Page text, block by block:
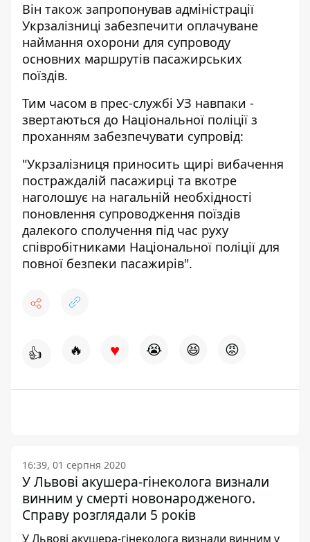
Він також запропонував адміністрації
Укрзалізниці забезпечити оплачуване
наймання охорони для супроводу
основних маршрутів пасажирських
поїздів.
Тим часом в прес-службі УЗ навпаки -
звертаються до Національної поліції з
проханням забезпечувати супровід:
"Укрзалізниця приносить щирі вибачення
постраждалій пасажирці та вкотре
наголошує на нагальній необхідності
поновлення супроводження поїздів
далекого сполучення під час руху
співробітниками Національної поліції для
повної безпеки пасажирів".
👍 🔥 ♥ 😭 😆 😡
16:39, 01 серпня 2020
У Львові акушера-гінеколога визнали
винним у смерті новонародженого.
Справу розглядали 5 років
У Львові акушера-гінеколога визнали винним у